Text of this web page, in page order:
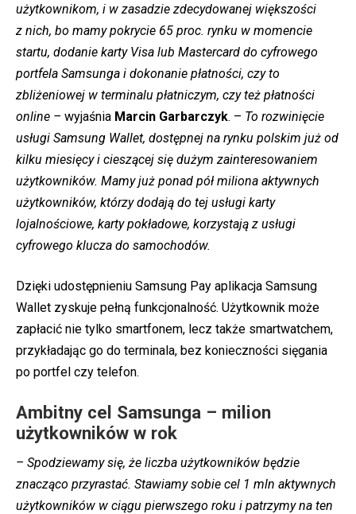
użytkownikom, i w zasadzie zdecydowanej większości
z nich, bo mamy pokrycie 65 proc. rynku w momencie
startu, dodanie karty Visa lub Mastercard do cyfrowego
portfela Samsunga i dokonanie płatności, czy to
zbliżeniowej w terminalu płatniczym, czy też płatności
online – wyjaśnia Marcin Garbarczyk. – To rozwinięcie
usługi Samsung Wallet, dostępnej na rynku polskim już od
kilku miesięcy i cieszącej się dużym zainteresowaniem
użytkowników. Mamy już ponad pół miliona aktywnych
użytkowników, którzy dodają do tej usługi karty
lojalnościowe, karty pokładowe, korzystają z usługi
cyfrowego klucza do samochodów.
Dzięki udostępnieniu Samsung Pay aplikacja Samsung
Wallet zyskuje pełną funkcjonalność. Użytkownik może
zapłacić nie tylko smartfonem, lecz także smartwatchem,
przykładając go do terminala, bez konieczności sięgania
po portfel czy telefon.
Ambitny cel Samsunga – milion
użytkowników w rok
– Spodziewamy się, że liczba użytkowników będzie
znacząco przyrastać. Stawiamy sobie cel 1 mln aktywnych
użytkowników w ciągu pierwszego roku i patrzymy na ten